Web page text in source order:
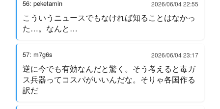
56: peketamin 2026/06/04 22:55
こういうニュースでもなければ知ることはなかっ
た…。なんと…
57: m7g6s 2026/06/04 23:17
逆に今でも有効なんだと驚く。そう考えると毒ガ
ス兵器ってコスパがいいんだな。そりゃ各国作る
訳だ